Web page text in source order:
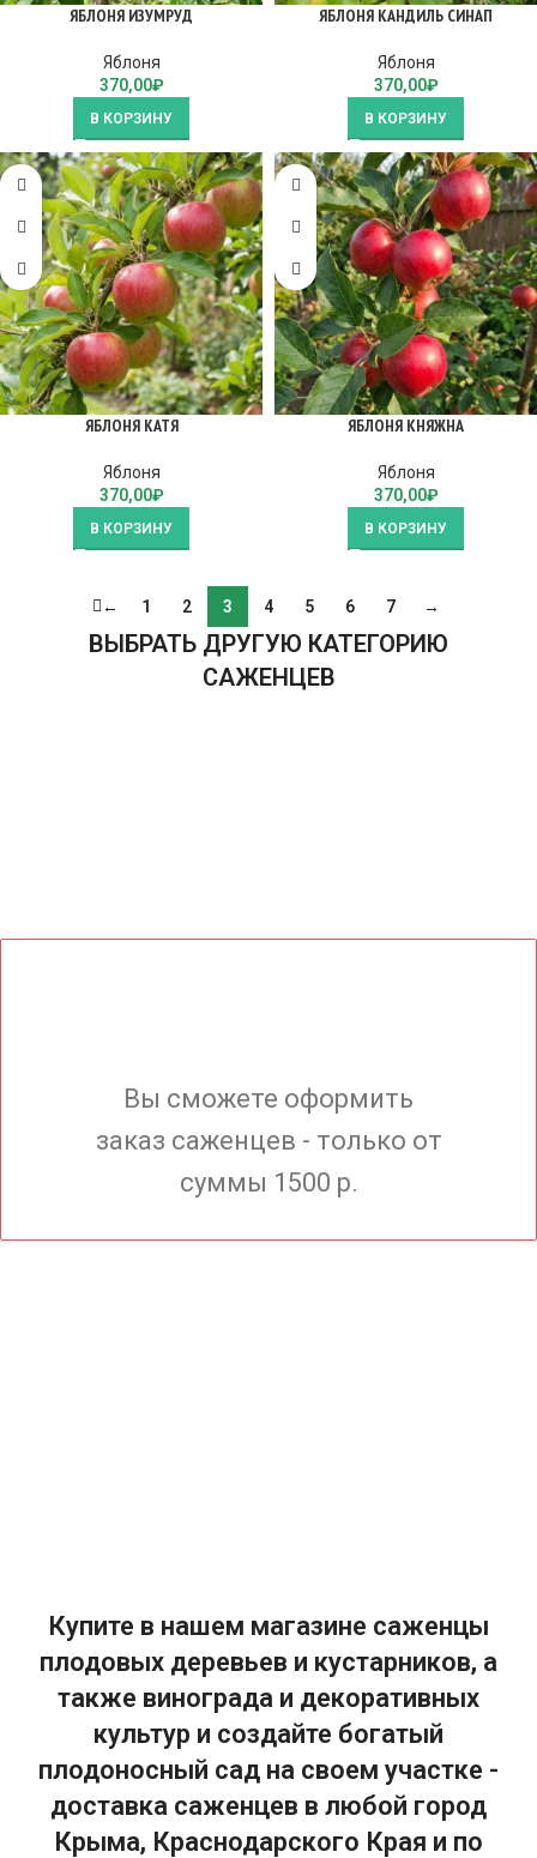
ЯБЛОНЯ ИЗУМРУД
Яблоня
370,00₽
В КОРЗИНУ
ЯБЛОНЯ КАНДИЛЬ СИНАП
Яблоня
370,00₽
В КОРЗИНУ
ЯБЛОНЯ КАТЯ
Яблоня
370,00₽
В КОРЗИНУ
ЯБЛОНЯ КНЯЖНА
Яблоня
370,00₽
В КОРЗИНУ
← 1 2 3 4 5 6 7 →
ВЫБРАТЬ ДРУГУЮ КАТЕГОРИЮ
САЖЕНЦЕВ
Вы сможете оформить
заказ саженцев - только от
суммы 1500 р.
Купите в нашем магазине саженцы
плодовых деревьев и кустарников, а
также винограда и декоративных
культур и создайте богатый
плодоносный сад на своем участке -
доставка саженцев в любой город
Крыма, Краснодарского Края и по